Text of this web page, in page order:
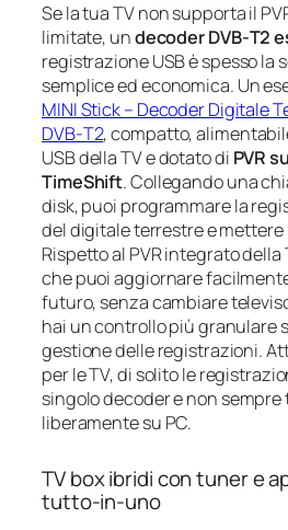
Se la tua TV non supporta il
limitate, undecoder DVB‑T2
registrazione USB è spesso la
semplice ed economica. Un
MINI Stick – Decoder Digitale
DVB‑T2, compatto,
USB della TV e dotato di PVR
TimeShift. Collegando una
disk, puoi programmare la
del digitale terrestre e
Rispetto al PVR integrato della
che puoi aggiornare
futuro, senza cambiare
hai un controllo più granulare
gestione delle registrazioni.
per le TV, di solito le
singolo decoder e non
liberamente su PC.
TV box ibridi con tuner e
tutto‑in‑uno